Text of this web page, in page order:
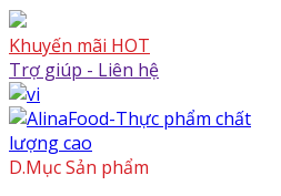
Skip
to
content
Skip
to
content
Khuyến mãi HOT
Trợ giúp - Liên hệ
D.Mục Sản phẩm